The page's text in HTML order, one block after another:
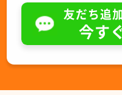
友だち追
今す